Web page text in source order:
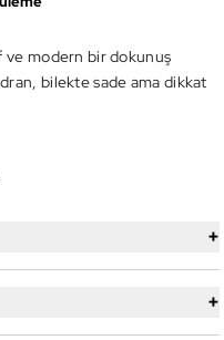
ve modern bir dokunuş
bilekte sade ama dikkat
+
+